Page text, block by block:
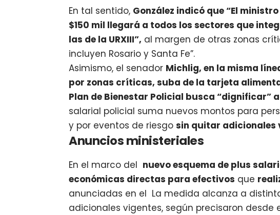
En tal sentido, González indicó que “El
$150 mil llegará a todos los sectores que
las de la URXIII”, al margen de otras zonas
incluyen Rosario y Santa Fe”.
Asimismo, el senador Michlig, en la misma
por zonas críticas, suba de la tarjeta
Plan de Bienestar Policial busca “dignificar”
salarial policial suma nuevos montos para
y por eventos de riesgosin quitar adicionales
Anuncios ministeriales
En el marco del nuevo esquema de plus
económicas directas para efectivos que
anunciadas en el La medida alcanza a
adicionales vigentes, según precisaron desde